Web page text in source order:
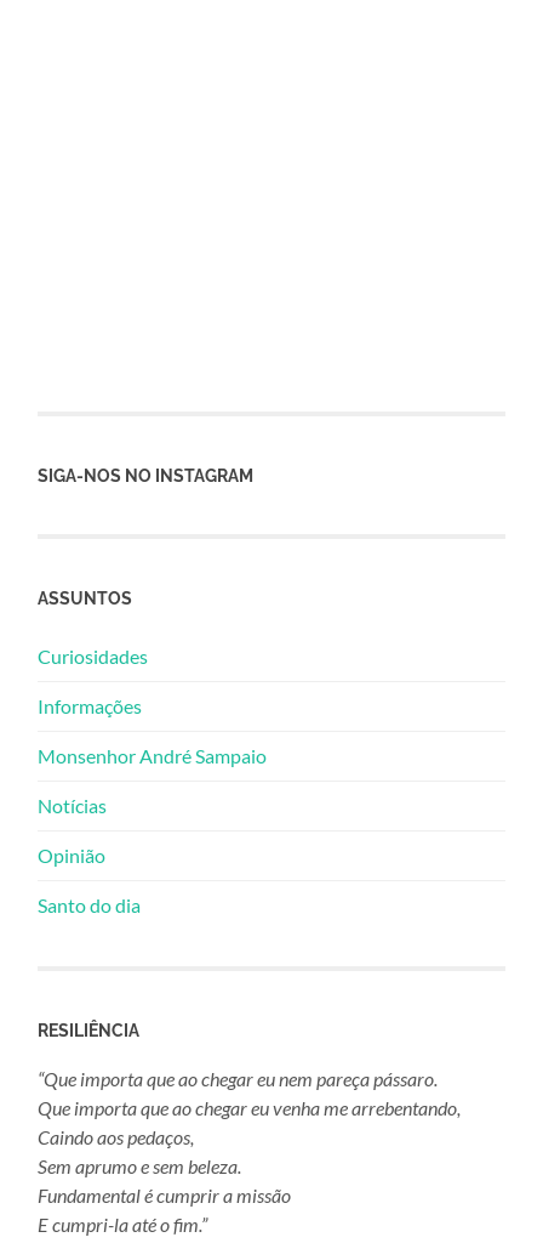
SIGA-NOS NO INSTAGRAM
ASSUNTOS
Curiosidades
Informações
Monsenhor André Sampaio
Notícias
Opinião
Santo do dia
RESILIÊNCIA
“Que importa que ao chegar eu nem pareça pássaro.
Que importa que ao chegar eu venha me arrebentando,
Caindo aos pedaços,
Sem aprumo e sem beleza.
Fundamental é cumprir a missão
E cumpri-la até o fim.”